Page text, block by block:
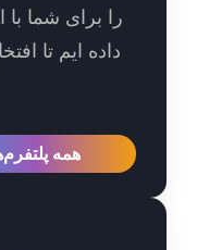
برای شما با امکانات و
ایم تا افتخار این
همه پلتفرم‌ها